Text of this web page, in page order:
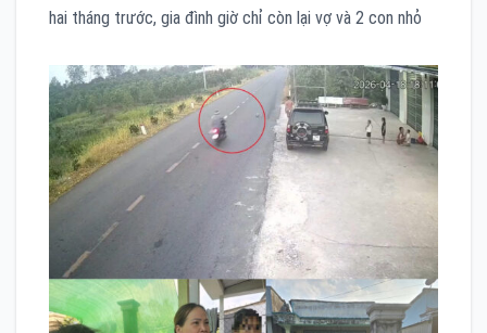
hai tháng trước, gia đình giờ chỉ còn lại vợ và 2 con nhỏ